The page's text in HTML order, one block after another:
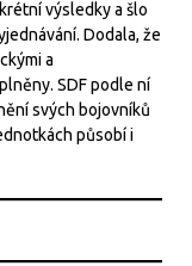
výsledky a šlo
Dodala, že
a
SDF podle ní
svých bojovníků
působí i